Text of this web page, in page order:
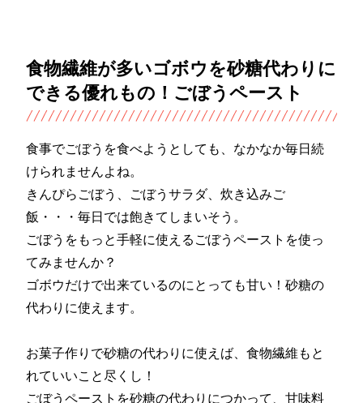
食物繊維が多いゴボウを砂糖代わりに
できる優れもの！ごぼうペースト
食事でごぼうを食べようとしても、なかなか毎日続
けられませんよね。
きんぴらごぼう、ごぼうサラダ、炊き込みご
飯・・・毎日では飽きてしまいそう。
ごぼうをもっと手軽に使えるごぼうペーストを使っ
てみませんか？
ゴボウだけで出来ているのにとっても甘い！砂糖の
代わりに使えます。
お菓子作りで砂糖の代わりに使えば、食物繊維もと
れていいこと尽くし！
ごぼうペーストを砂糖の代わりにつかって、甘味料